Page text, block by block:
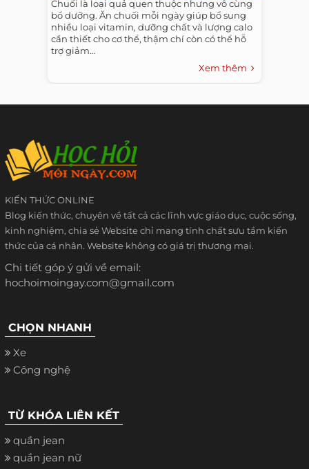
Chuối là loại quả quen thuộc nhưng vô cùng
bổ dưỡng. Ăn chuối mỗi ngày giúp bổ sung
nhiều loại vitamin, dưỡng chất và lượng calo
cần thiết cho cơ thể, thậm chí còn có thể hỗ
trợ giảm...
Xem thêm
KIẾN THỨC ONLINE
Blog kiến thức, chuyên về tất cả các lĩnh vực giáo dục, cuộc sống,
kinh nghiệm, chia sẻ Website chỉ mang tính chất sưu tầm kiến
thức của cá nhân. Website không có giá trị thương mại.
Chi tiết góp ý gửi về email:
hochoimoingay.com@gmail.com
CHỌN NHANH
Xe
Công nghệ
TỪ KHÓA LIÊN KẾT
quần jean
quần jean nữ